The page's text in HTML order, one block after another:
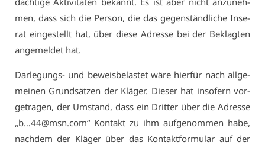
men, dass sich die Per­son, die das ge­gen­ständ­li­che In­se­
rat ein­ge­stellt hat, über die­se Adres­se bei der Be­klag­ten
an­ge­mel­det hat.
Dar­le­gungs- und be­weis­be­las­tet wä­re hier­für nach all­ge­
mei­nen Grund­sät­zen der Klä­ger. Die­ser hat in­so­fern vor­
ge­tra­gen, der Um­stand, dass ein Drit­ter über die Adres­se
„b…44@​msn.​com“ Kon­takt zu ihm auf­ge­nom­men ha­be,
nach­dem der Klä­ger über das Kon­takt­for­mu­lar auf der